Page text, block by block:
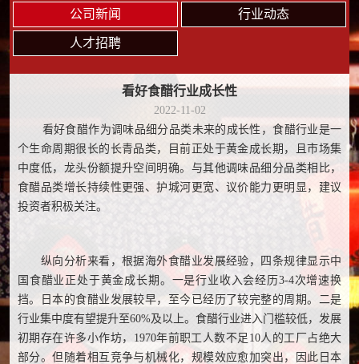
公司新闻 行业动态
人才招聘
看好食醋行业成长性
2022-11-02
看好食醋作为调味品细分品类未来的成长性，食醋行业是一
个生命周期很长的长青品类，目前正处于黄金成长期，且市场集
中度低，龙头份额提升空间明确。与其他调味品细分品类相比，
食醋品类增长持续性更强、护城河更宽、议价能力更明显，建议
投资者积极关注。
纵向分析来看，根据海外食醋业发展经验，四条规律显示中
国食醋业正处于黄金成长期。一是行业收入会经历3-4次增速换
挡。日本的食醋业发展较早，至今已经历了较完整的周期。二是
行业集中度有望提升至60%及以上。食醋行业进入门槛较低，发展
初期存在许多小作坊，1970年前职工人数不足10人的工厂占绝大
部分。但随着相互竞争与机械化，规模效应愈加突出，因此日本